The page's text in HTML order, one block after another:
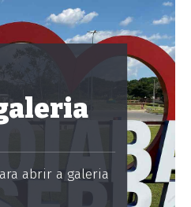
abrir a galeria